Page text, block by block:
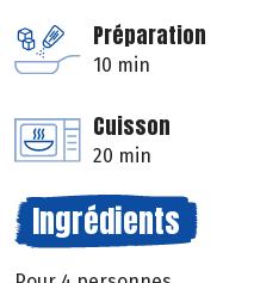
Préparation
10 min
Cuisson
20 min
Ingrédients